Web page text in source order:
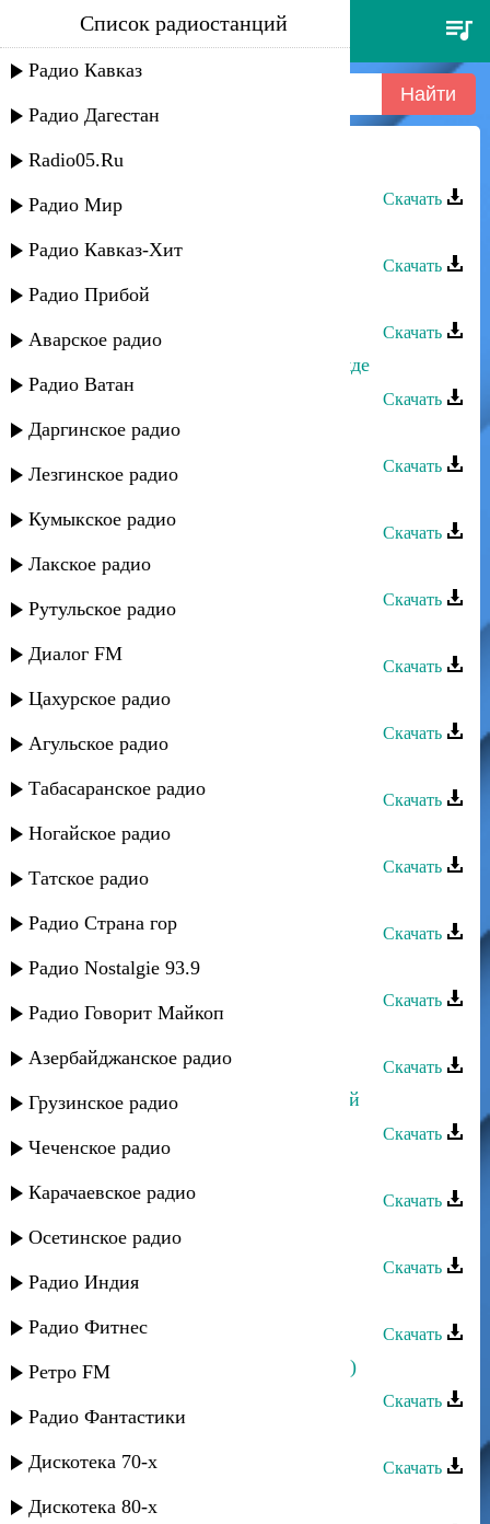
эльчин давудов - йедь
Список радиостанций
Радио Кавказ
Радио Дагестан
Radio05.Ru
Радио Мир
Радио Кавказ-Хит
Радио Прибой
Аварское радио
Радио Ватан
Даргинское радио
Лезгинское радио
Кумыкское радио
Лакское радио
Рутульское радио
Диалог FM
Цахурское радио
Агульское радио
Табасаранское радио
Ногайское радио
Татское радио
Радио Страна гор
Радио Nostalgie 93.9
Радио Говорит Майкоп
Азербайджанское радио
Грузинское радио
Чеченское радио
Карачаевское радио
Осетинское радио
Радио Индия
Радио Фитнес
Ретро FM
Радио Фантастики
Дискотека 70-х
Дискотека 80-х
Эльчин Давудов - Йедь
Скачать
Скачать
Эльчин Давудов - Лезгинка
Скачать
Эльчин Давудов - Аллахне хар xамде
Скачать
Эльчин Давудов - Лезгинка
Скачать
Скачать
Эльчин Давудов - Зи вас хайран
Скачать
Скачать
Эльчин Давудов - Канаваз
Скачать
Скачать
Эльчин Давудов - Суваын тIетI
Скачать
Скачать
Эльчин Давудов - Саджу гъу
Скачать
Скачать
Эльчин Давудов - Йыхъбышда ичий
Скачать
Скачать
Эльчин Давудов - Вака ворна
Скачать
Скачать
Эльчин Давудов - Саида (Закаталы)
Скачать
Эльчин Давудов - Миджагна
Скачать
Эльчин Давудов - Почему